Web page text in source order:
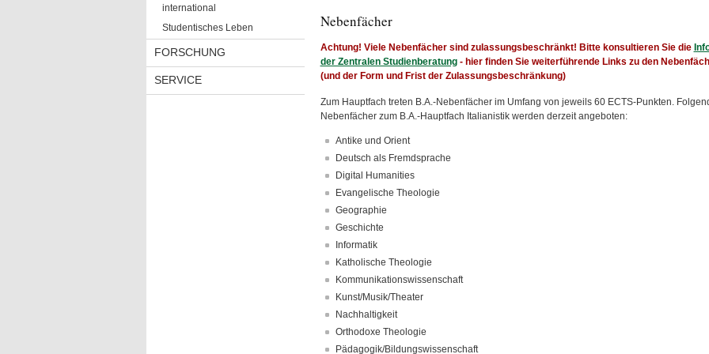
international
Studentisches Leben
FORSCHUNG
SERVICE
Nebenfächer
Achtung! Viele Nebenfächer sind zulassungsbeschränkt! Bitte konsultieren Sie die
der Zentralen Studienberatung- hier finden Sie weiterführende Links zu den
(und der Form und Frist der Zulassungsbeschränkung)
Zum Hauptfach treten B.A.-Nebenfächer im Umfang von jeweils 60 ECTS-Punkten.
Nebenfächer zum B.A.-Hauptfach Italianistik werden derzeit angeboten:
Antike und Orient
Deutsch als Fremdsprache
Digital Humanities
Evangelische Theologie
Geographie
Geschichte
Informatik
Katholische Theologie
Kommunikationswissenschaft
Kunst/Musik/Theater
Nachhaltigkeit
Orthodoxe Theologie
Pädagogik/Bildungswissenschaft